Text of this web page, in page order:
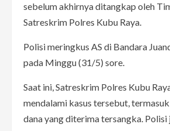
sebelum akhirnya ditangkap oleh
Satreskrim Polres Kubu Raya.
Polisi meringkus AS di Bandara
pada Minggu (31/5) sore.
Saat ini, Satreskrim Polres Kubu
mendalami kasus tersebut,
dana yang diterima tersangka.